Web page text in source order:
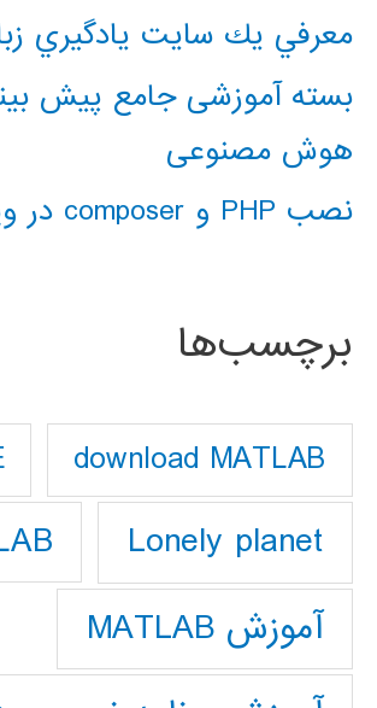
معرفي يك سايت يادگيري
بسته آموزشی جامع پیش
هوش مصنوعی
نصب PHP و composer در ویندوز 10
برچسب‌ها
download MATLAB
Lonely planet
آموزش MATLAB